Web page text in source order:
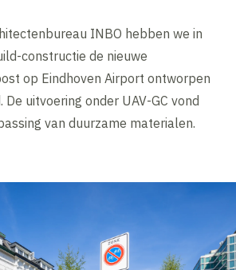
INBO hebben we in
constructie de nieuwe
op Eindhoven Airport ontworpen
uitvoering onder UAV-GC vond
van duurzame materialen.